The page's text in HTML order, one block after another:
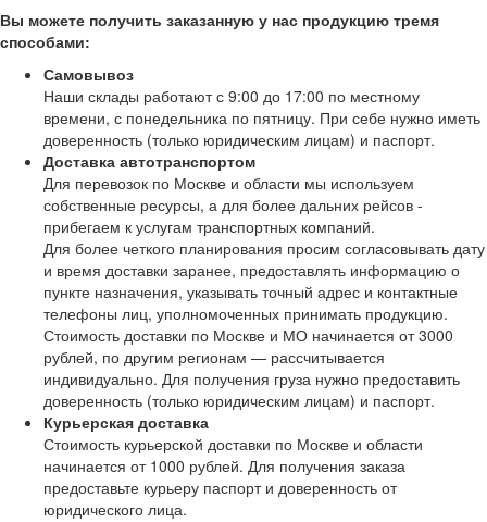
Вы можете получить заказанную у нас продукцию тремя
способами:
Самовывоз
Наши склады работают с 9:00 до 17:00 по местному
времени, с понедельника по пятницу. При себе нужно иметь
доверенность (только юридическим лицам) и паспорт.
Доставка автотранспортом
Для перевозок по Москве и области мы используем
собственные ресурсы, а для более дальних рейсов -
прибегаем к услугам транспортных компаний.
Для более четкого планирования просим согласовывать дату
и время доставки заранее, предоставлять информацию о
пункте назначения, указывать точный адрес и контактные
телефоны лиц, уполномоченных принимать продукцию.
Стоимость доставки по Москве и МО начинается от 3000
рублей, по другим регионам — рассчитывается
индивидуально. Для получения груза нужно предоставить
доверенность (только юридическим лицам) и паспорт.
Курьерская доставка
Стоимость курьерской доставки по Москве и области
начинается от 1000 рублей. Для получения заказа
предоставьте курьеру паспорт и доверенность от
юридического лица.